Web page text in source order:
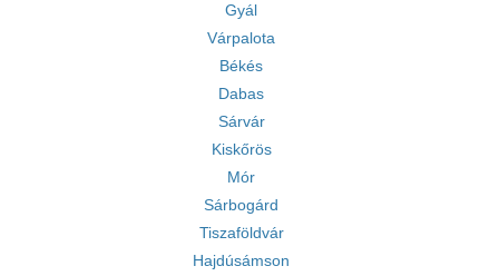
Gyál
Várpalota
Békés
Dabas
Sárvár
Kiskőrös
Mór
Sárbogárd
Tiszaföldvár
Hajdúsámson